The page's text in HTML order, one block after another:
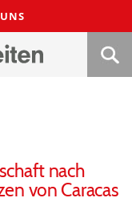
nach
von Caracas